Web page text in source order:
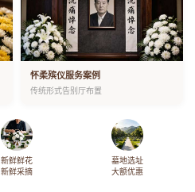
怀柔殡仪服务案例
传统形式告别厅布置
新鲜鲜花
新鲜采摘
墓地选址
大额优惠